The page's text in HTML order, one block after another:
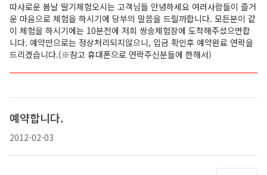
따사로운 봄날 딸기체험오시는 고객님들 안녕하세요 여러사람들이 즐거
운 마음으로 체험을 하시기에 당부의 말씀을 드릴까합니다. 모든분이 같
이 체험을 하시기에는 10분전에 저희 쌍송체험장에 도착해주셨으면합
니다. 예약만으로는 정상처리되지않으니, 입금 확인후 예약완료 연락을
드리겠습니다.(※참고 휴대폰으로 연락주신분들에 한해서)
예약합니다.
2012-02-03